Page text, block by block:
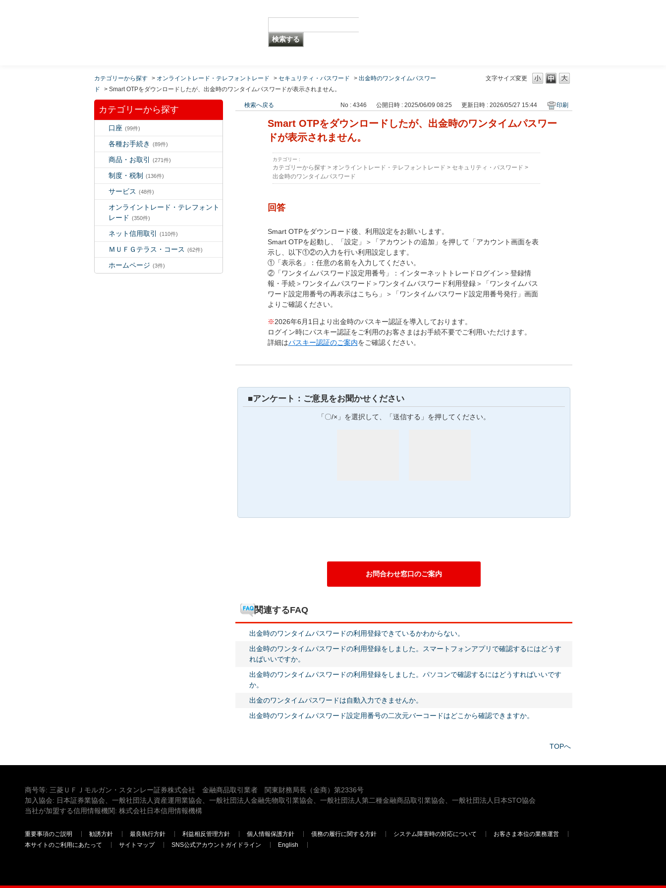
文字サイズ変更
カテゴリーから探す > オンライントレード・テレフォントレード > セキュリティ・パスワード > 出金時のワンタイムパスワー
ド
> Smart OTPをダウンロードしたが、出金時のワンタイムパスワードが表示されません。
カテゴリーから探す
口座 (99件)
各種お手続き (89件)
商品・お取引 (271件)
制度・税制 (136件)
サービス (48件)
オンライントレード・テレフォント
レード (350件)
ネット信用取引 (110件)
ＭＵＦＧテラス・コース (62件)
ホームページ (3件)
検索へ戻る No : 4346 公開日時 : 2025/06/09 08:25 更新日時 : 2026/05/27 15:44 印刷
Smart OTPをダウンロードしたが、出金時のワンタイムパスワー
ドが表示されません。
カテゴリー :
カテゴリーから探す > オンライントレード・テレフォントレード > セキュリティ・パスワード >
出金時のワンタイムパスワード
回答
Smart OTPをダウンロード後、利用設定をお願いします。
Smart OTPを起動し、「設定」＞「アカウントの追加」を押して「アカウント画面を表
示し、以下①②の入力を行い利用設定します。
①「表示名」：任意の名前を入力してください。
②「ワンタイムパスワード設定用番号」：インターネットトレードログイン＞登録情
報・手続＞ワンタイムパスワード＞ワンタイムパスワード利用登録＞「ワンタイムパス
ワード設定用番号の再表示はこちら」＞「ワンタイムパスワード設定用番号発行」画面
よりご確認ください。
※2026年6月1日より出金時のパスキー認証を導入しております。
ログイン時にパスキー認証をご利用のお客さまはお手続不要でご利用いただけます。
詳細はパスキー認証のご案内をご確認ください。
■アンケート：ご意見をお聞かせください
「〇/×」を選択して、「送信する」を押してください。
お問合わせ窓口のご案内
関連するFAQ
出金時のワンタイムパスワードの利用登録できているかわからない。
出金時のワンタイムパスワードの利用登録をしました。スマートフォンアプリで確認するにはどうす
ればいいですか。
出金時のワンタイムパスワードの利用登録をしました。パソコンで確認するにはどうすればいいです
か。
出金のワンタイムパスワードは自動入力できませんか。
出金時のワンタイムパスワード設定用番号の二次元バーコードはどこから確認できますか。
TOPへ
商号等: 三菱ＵＦＪモルガン・スタンレー証券株式会社 金融商品取引業者 関東財務局長（金商）第2336号
加入協会: 日本証券業協会、一般社団法人資産運用業協会、一般社団法人金融先物取引業協会、一般社団法人第二種金融商品取引業協会、一般社団法人日本STO協会
当社が加盟する信用情報機関: 株式会社日本信用情報機構
重要事項のご説明 勧誘方針 最良執行方針 利益相反管理方針 個人情報保護方針 債務の履行に関する方針 システム障害時の対応について
お客さま本位の業務運営
本サイトのご利用にあたって
サイトマップ SNS公式アカウントガイドライン English